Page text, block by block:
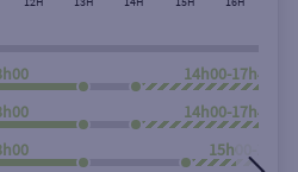
14h00-17h45
14h00-17h45
15h00-